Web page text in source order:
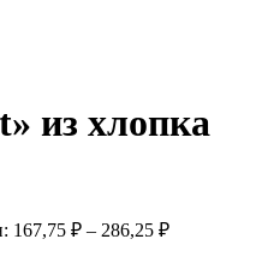
из хлопка
167,75 ₽ – 286,25 ₽